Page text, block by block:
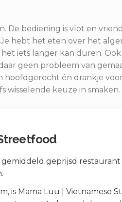
De bediening is vlot en
hebt het eten over het
iets langer kan duren.
geen probleem van
hoofdgerecht én drankje
wisselende keuze in smaken.
gemiddeld geprijsd restaurant
, is Mama Luu | Vietnamese